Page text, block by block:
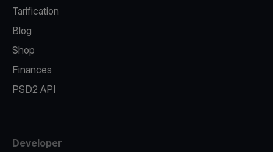
Tarification
Blog
Shop
Finances
PSD2 API
Developer